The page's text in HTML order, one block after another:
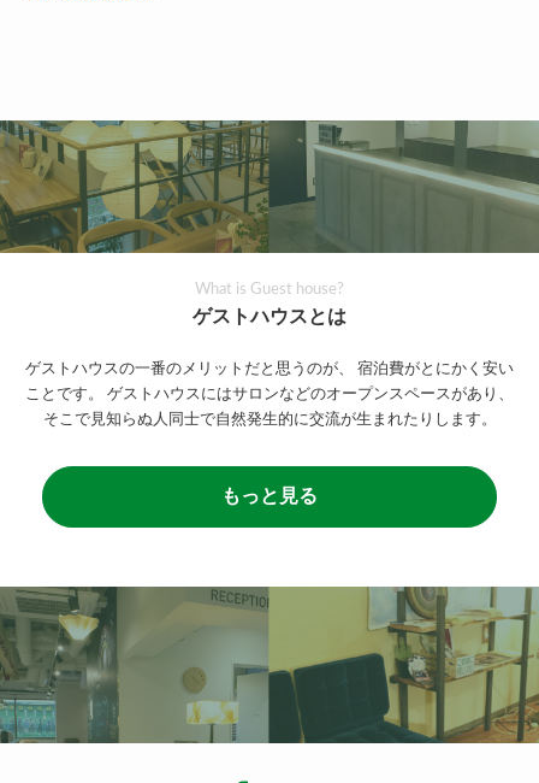
What is Guest house?
ゲストハウスとは
ゲストハウスの一番のメリットだと思うのが、
宿泊費がとにかく安い
ことです。
ゲストハウスにはサロンなどのオープンスペースがあり、
そこで見知らぬ人同士で自然発生的に交流が生まれたりします。
もっと見る